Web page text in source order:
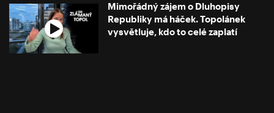
Mimořádný zájem o Dluhopisy
Republiky má háček. Topolánek
vysvětluje, kdo to celé zaplatí